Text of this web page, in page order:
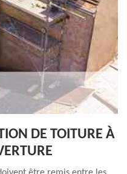
DE TOITURE À